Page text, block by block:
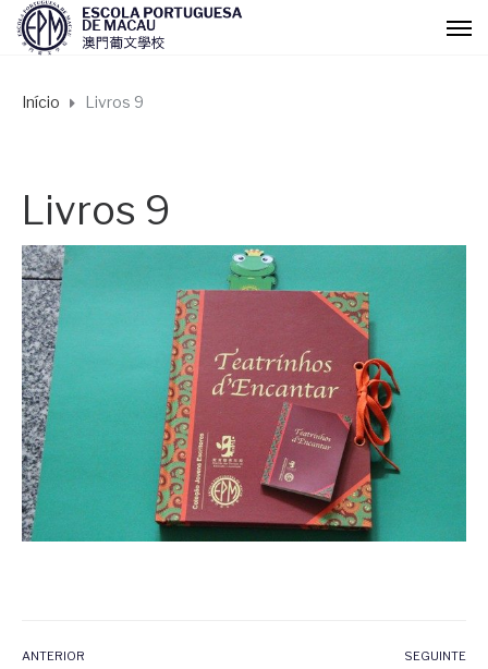
Início Livros 9
Livros 9
ANTERIOR SEGUINTE